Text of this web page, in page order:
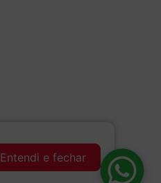
Entendi e fechar